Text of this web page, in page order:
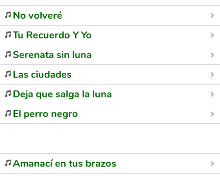
No volveré
Tu Recuerdo Y Yo
Serenata sin luna
Las ciudades
Deja que salga la luna
El perro negro
Amanací en tus brazos